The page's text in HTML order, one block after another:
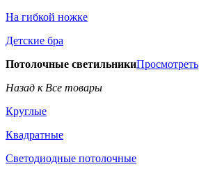
На гибкой ножке
Детские бра
Потолочные светильникиПросмотреть
Назад к Все товары
Круглые
Квадратные
Светодиодные потолочные